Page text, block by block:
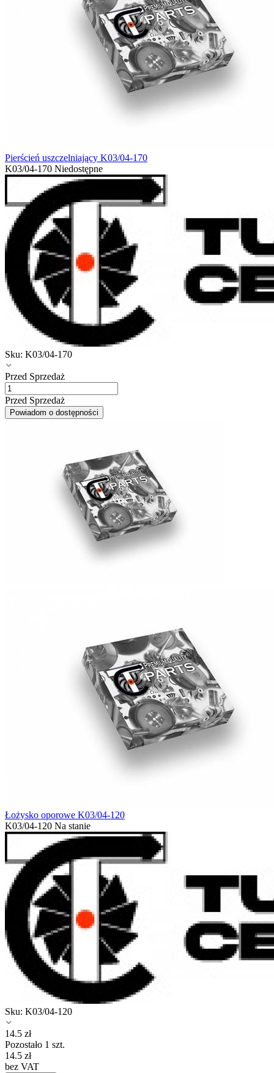
Pierścień uszczelniający K03/04-170
K03/04-170 Niedostępne
Sku: K03/04-170
Przed Sprzedaż
Przed Sprzedaż
Powiadom o dostępności
Łożysko oporowe K03/04-120
K03/04-120 Na stanie
Sku: K03/04-120
14.5 zł
Pozostało 1 szt.
14.5 zł
bez VAT